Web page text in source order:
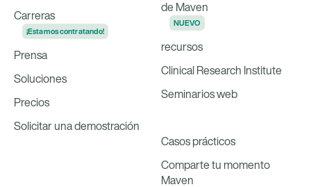
Carreras
¡Estamos contratando!
Prensa
Soluciones
Precios
Solicitar una demostración
de Maven
NUEVO
recursos
Clinical Research Institute
Seminarios web
Casos prácticos
Comparte tu momento
Maven